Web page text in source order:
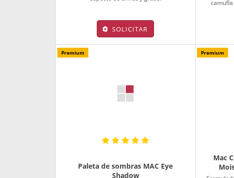
SOLICITAR
Premium
Paleta de sombras MAC Eye
Shadow
Premium
Mac